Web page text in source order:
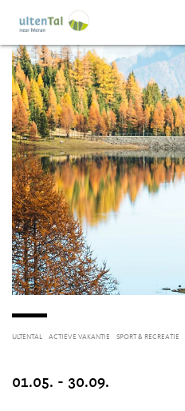
ULTENTAL ACTIEVE VAKANTIE SPORT & RECREATIE
01.05. - 30.09.